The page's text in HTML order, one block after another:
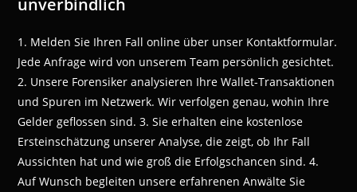
unverbindlich
1. Melden Sie Ihren Fall online über unser Kontaktformular.
Jede Anfrage wird von unserem Team persönlich gesichtet.
2. Unsere Forensiker analysieren Ihre Wallet-Transaktionen
und Spuren im Netzwerk. Wir verfolgen genau, wohin Ihre
Gelder geflossen sind. 3. Sie erhalten eine kostenlose
Ersteinschätzung unserer Analyse, die zeigt, ob Ihr Fall
Aussichten hat und wie groß die Erfolgschancen sind. 4.
Auf Wunsch begleiten unsere erfahrenen Anwälte Sie